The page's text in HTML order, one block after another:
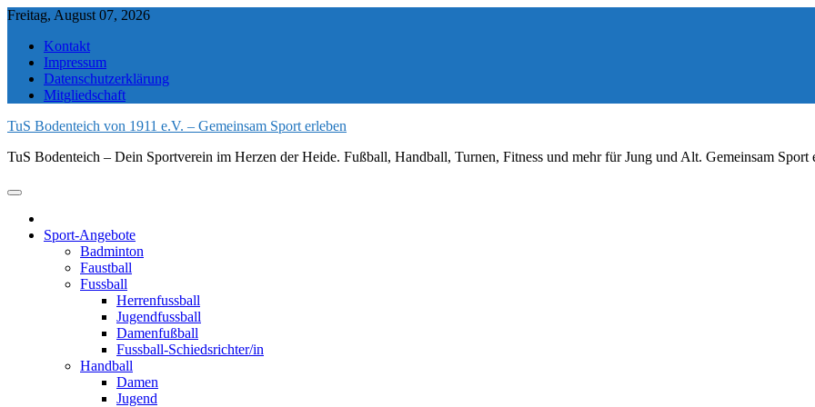
Skip
content
Freitag, August 07, 2026
Kontakt
Impressum
Datenschutzerklärung
Mitgliedschaft
TuS Bodenteich von 1911 e.V. – Gemeinsam Sport erleben
TuS Bodenteich – Dein Sportverein im Herzen der Heide. Fußball, Handball, Turnen, Fitness und mehr für Jung und Alt. Gemeinsam Sport
Sport-Angebote
Badminton
Faustball
Fussball
Herrenfussball
Jugendfussball
Damenfußball
Fussball-Schiedsrichter/in
Handball
Damen
Jugend